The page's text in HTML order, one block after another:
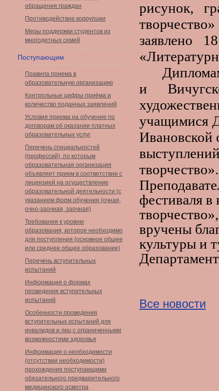
обращения граждан
Противодействие коррупции
Меры поддержки студентов из
многодетных семей
Поступающим
Правила приема в
образовательную организацию
Контрольные цифры приёма и
количество поданных заявлений
Условия приема на обучение по
договорам об оказании платных
образовательных услуг
Перечень специальностей
(профессий), по которым
образовательная организация
объявляет прием в соответствии с
лицензией на осуществление
образовательной деятельности (с
указанием форм обучения (очная,
очно-заочная, заочная)
Требования к уровню
образования, которое необходимо
для поступления (основное общее
или среднее общее образование)
Перечень вступительных
испытаний
Информация о формах
проведения вступительных
испытаний
Особенности проведения
вступительных испытаний для
инвалидов и лиц с ограниченными
возможностями здоровья
Информация о необходимости
(отсутствии необходимости)
прохождения поступающими
обязательного предварительного
медицинского осмотра
рисунок,
заявлено
и
учащимися
Ивановской
творчество».
фестиваля
вручены
культуры и
Все новости